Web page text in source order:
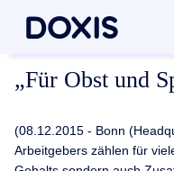
„Für Obst und
(08.12.2015 - Bonn
Arbeitgebers zählen für